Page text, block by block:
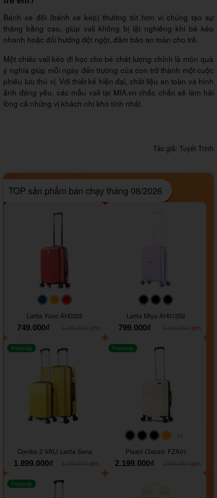
Bánh xe đôi (bánh xe kép) thường tốt hơn vì chúng tạo sự
thăng bằng cao, giúp vali không bị lật nghiêng khi bé kéo
nhanh hoặc đổi hướng đột ngột, đảm bảo an toàn cho trẻ.
Một chiếc vali kéo đi học cho bé chất lượng chính là món quà
ý nghĩa giúp mỗi ngày đến trường của con trở thành một cuộc
phiêu lưu thú vị. Với thiết kế hiện đại, chất liệu an toàn và hình
ảnh đáng yêu, các mẫu vali tại MIA.vn chắc chắn sẽ làm hài
lòng cả những vị khách nhí khó tính nhất.
Tác giả: Tuyết Trịnh
TOP sản phẩm bán chạy tháng 08/2026
#093f69#ffa500
Larita Yuno AH0325
749.000₫
-37%
#000000#000000
Larita Miyo AH01252
799.000₫
-33%
Freeship
Combo 2 VALI Larita Sena
1.899.000₫
-60%
#000000#000000
#000000
#ffa500
+1
Freeship
Pisani Classic FZA01
2.199.000₫
-26%
Freeship